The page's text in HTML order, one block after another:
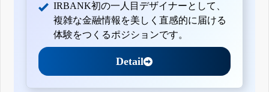
IRBANK初の一人目デザイナーとして、
複雑な金融情報を美しく直感的に届ける
体験をつくるポジションです。
Detail